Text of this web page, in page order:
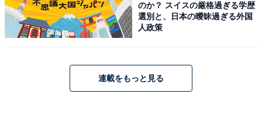
のか？ スイスの厳格過ぎる学歴
選別と、日本の曖昧過ぎる外国
人政策
連載をもっと見る